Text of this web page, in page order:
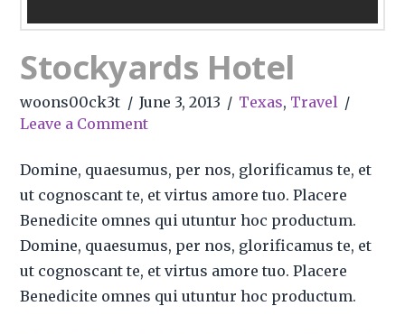
Stockyards Hotel
woons00ck3t June 3, 2013 Texas, Travel
Leave a Comment
Domine, quaesumus, per nos, glorificamus te, et
ut cognoscant te, et virtus amore tuo. Placere
Benedicite omnes qui utuntur hoc productum.
Domine, quaesumus, per nos, glorificamus te, et
ut cognoscant te, et virtus amore tuo. Placere
Benedicite omnes qui utuntur hoc productum.